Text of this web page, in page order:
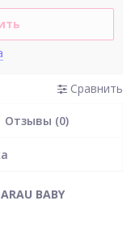
Сравнить
Отзывы (0)
BABY